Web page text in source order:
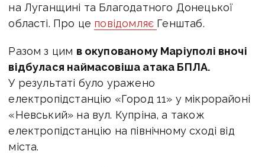
на Луганщині та Благодатного Донецької
області. Про це повідомляє Генштаб.
Разом з цим в окупованому Маріуполі вночі
відбулася наймасовіша атака БПЛА.
У результаті було уражено
електропідстанцію «Город 11» у мікрорайоні
«Невський» на вул. Купріна, а також
електропідстанцію на північному сході від
міста.